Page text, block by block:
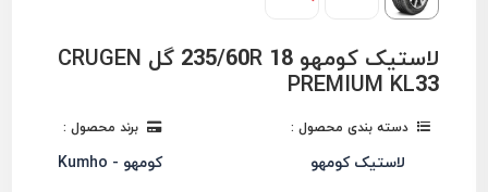
لاستیک کومهو 235/60R 18 گل CRUGEN
PREMIUM KL33
دسته بندی محصول :
لاستیک کومهو
برند محصول :
کومهو - Kumho